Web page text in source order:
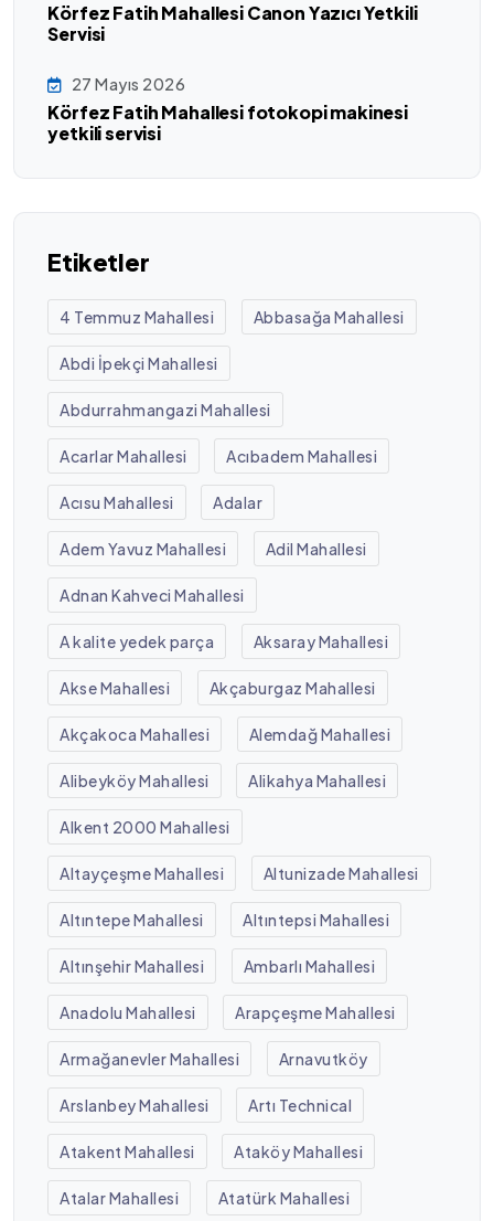
Körfez Fatih Mahallesi Canon Yazıcı Yetkili
Servisi
27 Mayıs 2026
Körfez Fatih Mahallesi fotokopi makinesi
yetkili servisi
Etiketler
4 Temmuz Mahallesi Abbasağa Mahallesi
Abdi İpekçi Mahallesi
Abdurrahmangazi Mahallesi
Acarlar Mahallesi Acıbadem Mahallesi
Acısu Mahallesi Adalar
Adem Yavuz Mahallesi Adil Mahallesi
Adnan Kahveci Mahallesi
A kalite yedek parça Aksaray Mahallesi
Akse Mahallesi Akçaburgaz Mahallesi
Akçakoca Mahallesi Alemdağ Mahallesi
Alibeyköy Mahallesi Alikahya Mahallesi
Alkent 2000 Mahallesi
Altayçeşme Mahallesi Altunizade Mahallesi
Altıntepe Mahallesi Altıntepsi Mahallesi
Altınşehir Mahallesi Ambarlı Mahallesi
Anadolu Mahallesi Arapçeşme Mahallesi
Armağanevler Mahallesi Arnavutköy
Arslanbey Mahallesi Artı Technical
Atakent Mahallesi Ataköy Mahallesi
Atalar Mahallesi Atatürk Mahallesi